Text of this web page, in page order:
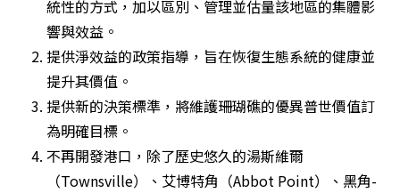
統性的方式，加以區別、管理並估量該地區的集體影
響與效益。
提供淨效益的政策指導，旨在恢復生態系統的健康並
提升其價值。
提供新的決策標準，將維護珊瑚礁的優異普世價值訂
為明確目標。
不再開發港口，除了歷史悠久的湯斯維爾
（Townsville）、艾博特角（Abbot Point）、黑角-